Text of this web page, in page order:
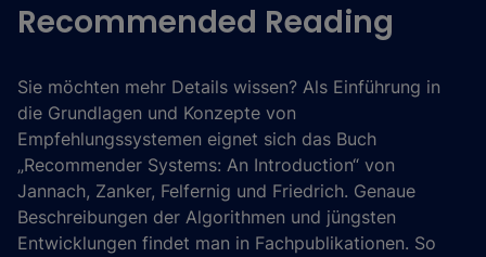
Recommended Reading
Sie möchten mehr Details wissen? Als Einführung in
die Grundlagen und Konzepte von
Empfehlungssystemen eignet sich das Buch
„Recommender Systems: An Introduction“ von
Jannach, Zanker, Felfernig und Friedrich. Genaue
Beschreibungen der Algorithmen und jüngsten
Entwicklungen findet man in Fachpublikationen. So